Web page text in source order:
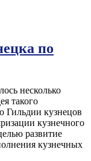
по
несколько
такого
Гильдии кузнецов
кузнечного
развитие
кузнечных